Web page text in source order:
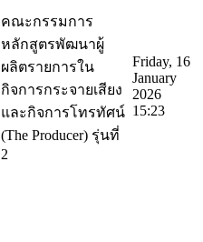
คณะกรรมการ
หลักสูตรพัฒนาผู้
ผลิตรายการใน
กิจการกระจายเสียง
และกิจการโทรทัศน์
(The Producer) รุ่นที่
2
Friday, 16
January
2026
15:23